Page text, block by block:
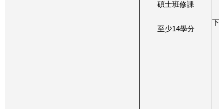
碩士班修課
至少14學分